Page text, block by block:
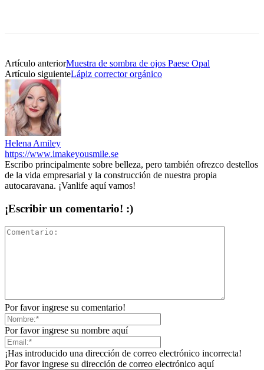
Artículo anteriorMuestra de sombra de ojos Paese Opal
Artículo siguienteLápiz corrector orgánico
Helena Amiley
https://www.imakeyousmile.se
Escribo principalmente sobre belleza, pero también ofrezco destellos
de la vida empresarial y la construcción de nuestra propia
autocaravana. ¡Vanlife aquí vamos!
¡Escribir un comentario! :)
Por favor ingrese su comentario!
Por favor ingrese su nombre aquí
¡Has introducido una dirección de correo electrónico incorrecta!
Por favor ingrese su dirección de correo electrónico aquí